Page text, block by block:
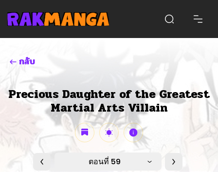
กลับ
Precious Daughter of the Greatest
Martial Arts Villain
ตอนที่ 59